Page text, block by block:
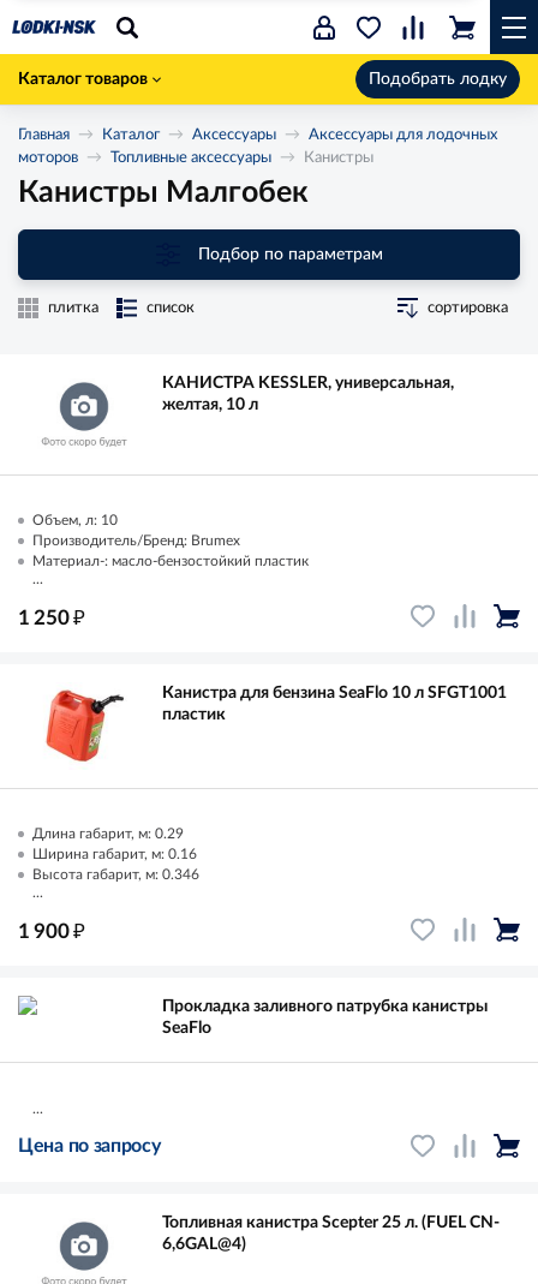
Каталог товаров Подобрать лодку
Главная Каталог Аксессуары
Аксессуары для лодочных
моторов
Топливные аксессуары Канистры
Канистры Малгобек
Подбор по параметрам
плитка список сортировка
КАНИСТРА KESSLER, универсальная,
желтая, 10 л
Объем, л: 10
Производитель/Бренд: Brumex
Материал-: масло-бензостойкий пластик
...
1 250₽
Канистра для бензина SeaFlo 10 л SFGT1001
пластик
Длина габарит, м: 0.29
Ширина габарит, м: 0.16
Высота габарит, м: 0.346
...
1 900₽
Прокладка заливного патрубка канистры
SeaFlo
...
Цена по запросу
Топливная канистра Scepter 25 л. (FUEL CN-
6,6GAL@4)